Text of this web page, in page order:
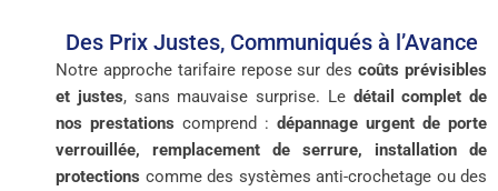
Des Prix Justes, Communiqués à l’Avance
Notre approche tarifaire repose sur descoûts prévisibles
et justes, sans mauvaise surprise. Le détail complet de
nos prestations comprend : dépannage urgent de porte
verrouillée, remplacement de serrure, installation de
protections comme des systèmes anti-crochetage ou des